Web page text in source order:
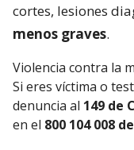
cortes, lesiones
menos graves.
Violencia contra la
Si eres víctima o
denuncia al 149 de
en el 800 104 008